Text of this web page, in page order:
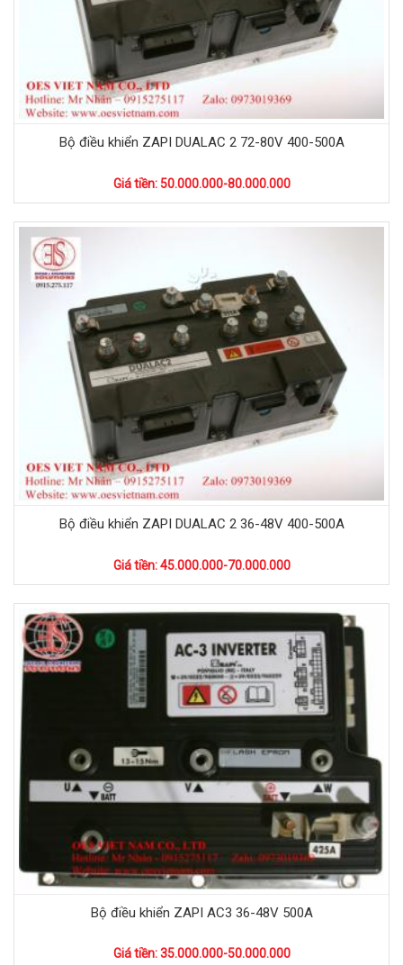
Bộ điều khiển ZAPI DUALAC 2 72-80V 400-500A
Giá tiền: 50.000.000-80.000.000
Bộ điều khiển ZAPI DUALAC 2 36-48V 400-500A
Giá tiền: 45.000.000-70.000.000
Bộ điều khiển ZAPI AC3 36-48V 500A
Giá tiền: 35.000.000-50.000.000